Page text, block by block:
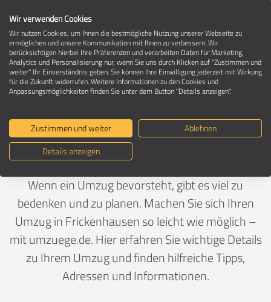
Umzug in 72636 Frickenhausen
Ein Umzug ist Vertrauenssache
Deutschland>Baden-Württemberg>Esslingen,
Landkreis>Frickenhausen
Wenn ein Umzug bevorsteht, gibt es viel zu
bedenken und zu planen. Machen Sie sich Ihren
Umzug in Frickenhausen so leicht wie möglich –
mit umzuege.de. Hier erfahren Sie wichtige Details
zu Ihrem Umzug und finden hilfreiche Tipps,
Adressen und Informationen.
Wir verwenden Cookies
Wir nutzen Cookies, um Ihnen die bestmögliche Nutzung unserer Webseite zu
ermöglichen und unsere Kommunikation mit Ihnen zu verbessern. Wir
berücksichtigen hierbei Ihre Präferenzen und verarbeiten Daten für Marketing,
Analytics und Personalisierung nur, wenn Sie uns durch Klicken auf "Zustimmen und
weiter" Ihr Einverständnis geben. Sie können Ihre Einwilligung jederzeit mit Wirkung
für die Zukunft widerrufen. Weitere Informationen zu den Cookies und
Anpassungsmöglichkeiten finden Sie unter dem Button "Details anzeigen".
Zustimmen und weiter
Ablehnen
Details anzeigen